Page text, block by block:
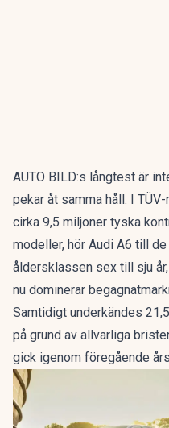
AUTO BILD:s långtest är
pekar åt samma håll. I
cirka 9,5 miljoner tyska
modeller, hör Audi A6 till
åldersklassen sex till sju
nu dominerar
Samtidigt underkändes
på grund av allvarliga
gick igenom föregående